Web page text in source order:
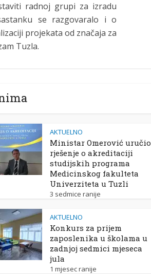
radnoj grupi za izradu
se razgovaralo i o
projekata od značaja za
Tuzla.
AKTUELNO
Ministar Omerović uručio
rješenje o akreditaciji
studijskih programa
Medicinskog fakulteta
Univerziteta u Tuzli
3 sedmice ranije
AKTUELNO
Konkurs za prijem
zaposlenika u školama u
zadnjoj sedmici mjeseca
jula
1 mjesec ranije